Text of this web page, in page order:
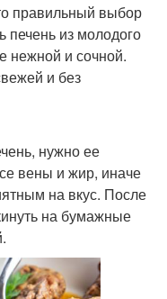
правильный выбор
печень из молодого
нежной и сочной.
и без
нужно ее
вены и жир, иначе
на вкус. После
на бумажные